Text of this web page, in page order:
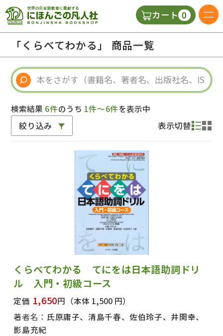
カート 0
日本語の教科書
視聴覚・補助教材
教師用参考書
「くらべてわかる」 商品一覧
検索結果 6件のうち 1件～6件を表示中
絞り込み 表示切替
くらべてわかる てにをは日本語助詞ドリ
ル 入門・初級コース
定価 1,650円 （本体 1,500 円）
著者名： 氏原庸子、清島千春、佐伯玲子、井関幸、
影島充紀